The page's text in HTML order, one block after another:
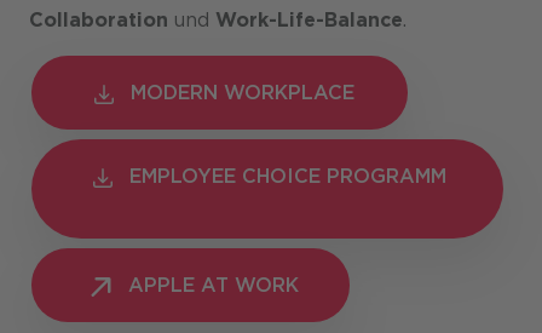
Collaboration und Work-Life-Balance.
MODERN WORKPLACE
MODERN WORKPLACE
EMPLOYEE CHOICE
EMPLOYEE CHOICE PROGRAMM
APPLE AT WORK
APPLE AT WORK